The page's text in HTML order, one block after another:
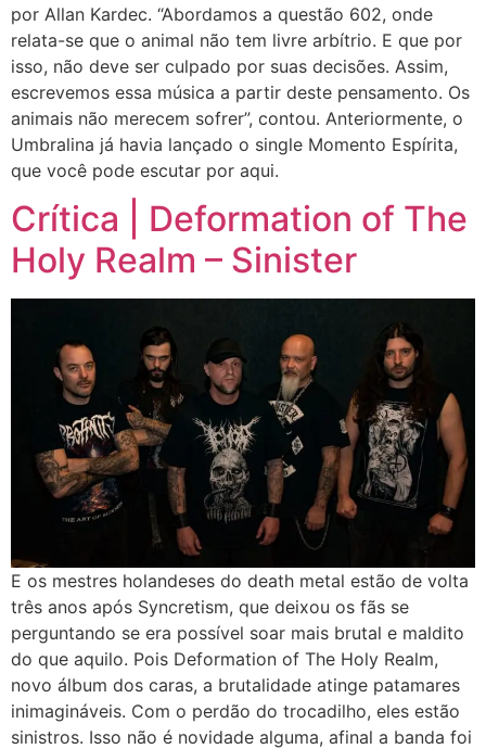
por Allan Kardec. “Abordamos a questão 602, onde
relata-se que o animal não tem livre arbítrio. E que por
isso, não deve ser culpado por suas decisões. Assim,
escrevemos essa música a partir deste pensamento. Os
animais não merecem sofrer”, contou. Anteriormente, o
Umbralina já havia lançado o single Momento Espírita,
que você pode escutar por aqui.
Crítica | Deformation of The
Holy Realm – Sinister
E os mestres holandeses do death metal estão de volta
três anos após Syncretism, que deixou os fãs se
perguntando se era possível soar mais brutal e maldito
do que aquilo. Pois Deformation of The Holy Realm,
novo álbum dos caras, a brutalidade atinge patamares
inimagináveis. Com o perdão do trocadilho, eles estão
sinistros. Isso não é novidade alguma, afinal a banda foi